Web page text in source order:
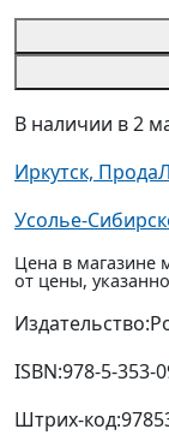
В наличии в 2
Иркутск,
Усолье-
Цена в магазине
от цены,
Издательство:
ISBN:978-5-353-
Штрих-код: